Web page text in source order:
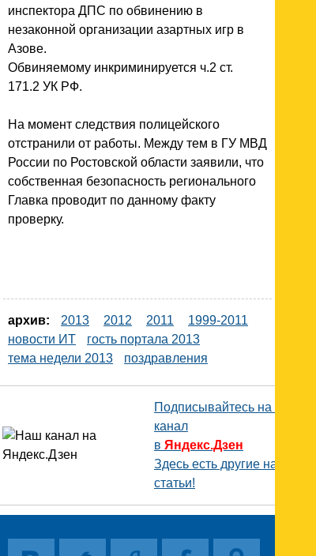
инспектора ДПС по обвинению в
незаконной организации азартных игр в
Азове.
Обвиняемому инкриминируется ч.2 ст.
171.2 УК РФ.
На момент следствия полицейского
отстранили от работы. Между тем в ГУ МВД
России по Ростовской области заявили, что
собственная безопасность регионального
Главка проводит по данному факту
проверку.
архив: 2013 2012 2011
1999-2011
новости ИТ
гость портала 2013
тема недели 2013
поздравления
Подписывайтесь на наш
канал
в Яндекс.Дзен
Здесь есть другие наши
статьи!